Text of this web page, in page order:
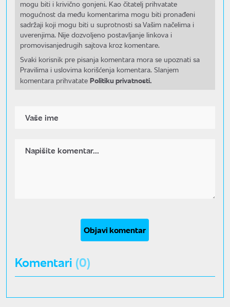
mogu biti i krivično gonjeni. Kao čitatelj prihvatate
mogućnost da među komentarima mogu biti pronađeni
sadržaji koji mogu biti u suprotnosti sa Vašim načelima i
uverenjima. Nije dozvoljeno postavljanje linkova i
promovisanjedrugih sajtova kroz komentare.
Svaki korisnik pre pisanja komentara mora se upoznati sa
Pravilima i uslovima korišćenja komentara. Slanjem
komentara prihvatate Politiku privatnosti.
Objavi komentar
Komentari (0)